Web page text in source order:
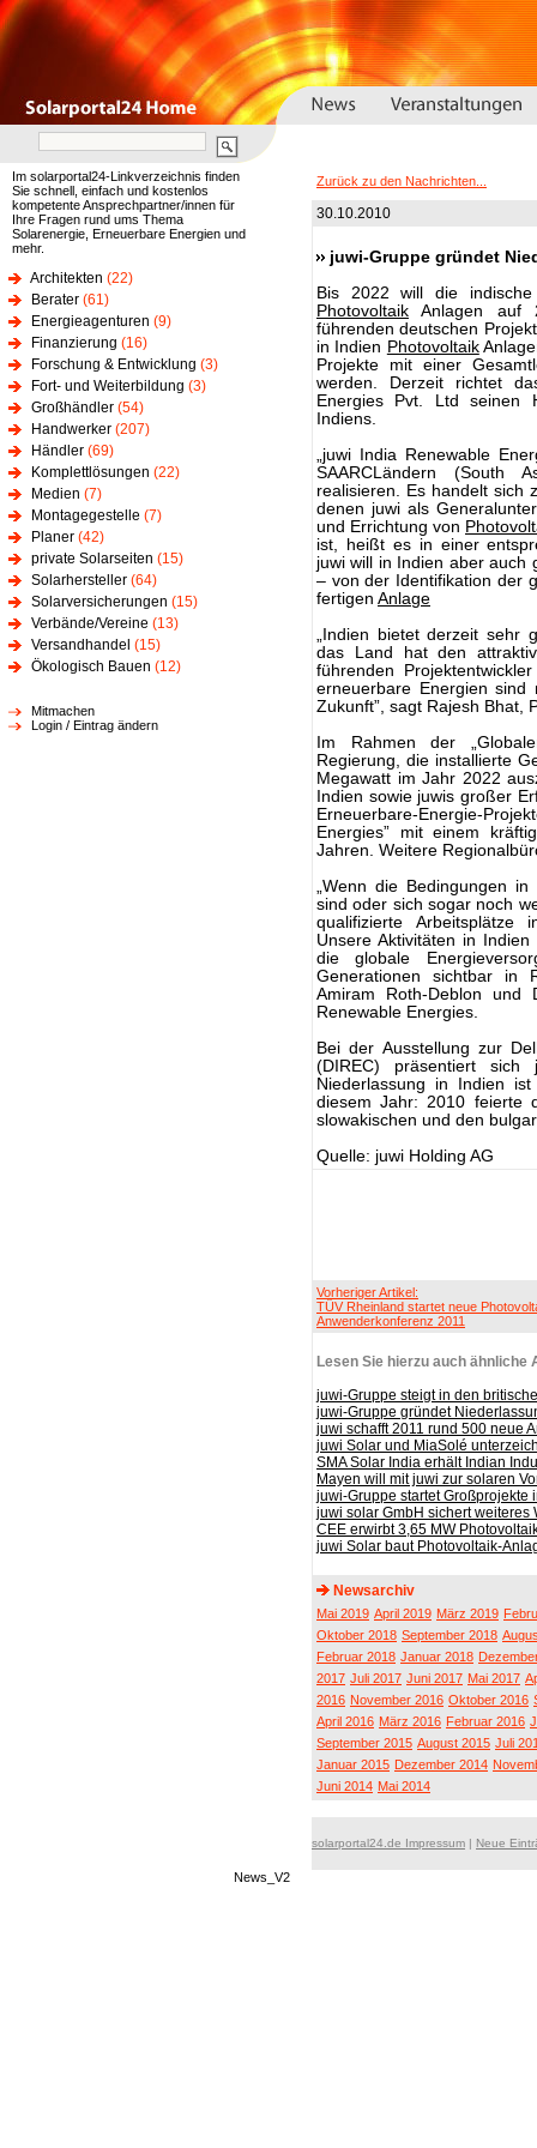
Im solarportal24-Linkverzeichnis finden
Sie schnell, einfach und kostenlos
kompetente Ansprechpartner/innen für
Ihre Fragen rund ums Thema
Solarenergie, Erneuerbare Energien und
mehr.
Architekten (22)
Berater (61)
Energieagenturen (9)
Finanzierung (16)
Forschung & Entwicklung (3)
Fort- und Weiterbildung (3)
Großhändler (54)
Handwerker (207)
Händler (69)
Komplettlösungen (22)
Medien (7)
Montagegestelle (7)
Planer (42)
private Solarseiten (15)
Solarhersteller (64)
Solarversicherungen (15)
Verbände/Vereine (13)
Versandhandel (15)
Ökologisch Bauen (12)
Mitmachen
Login / Eintrag ändern
Zurück zu den Nachrichten...
30.10.2010
juwi-Gruppe gründet
Bis 2022 will die
Photovoltaik Anlagen auf
führenden deutschen
in Indien Photovoltaik
Projekte mit einer
werden. Derzeit richtet
Energies Pvt. Ltd seinen
Indiens.
„juwi India Renewable
SAARCLändern (South
realisieren. Es handelt sich
denen juwi als
und Errichtung von
ist, heißt es in einer
juwi will in Indien aber auch
– von der Identifikation der
fertigen Anlage
„Indien bietet derzeit sehr
das Land hat den
führenden
erneuerbare Energien
Zukunft”, sagt Rajesh Bhat,
Im Rahmen der
Regierung, die installierte
Megawatt im Jahr 2022
Indien sowie juwis großer
Erneuerbare-Energie-
Energies” mit einem
Jahren. Weitere
„Wenn die Bedingungen
sind oder sich sogar noch
qualifizierte Arbeitsplätze
Unsere Aktivitäten in
die globale
Generationen sichtbar in
Amiram Roth-Deblon und
Renewable Energies.
Bei der Ausstellung zur
(DIREC) präsentiert
Niederlassung in Indien
diesem Jahr: 2010 feierte
slowakischen und den
Quelle: juwi Holding AG
Vorheriger Artikel:
TÜV Rheinland startet neue
Anwenderkonferenz 2011
Lesen Sie hierzu auch ähnliche
juwi-Gruppe steigt in den
juwi-Gruppe gründet
juwi schafft 2011 rund 500 neue
juwi Solar und MiaSolé
SMA Solar India erhält Indian
Mayen will mit juwi zur solaren
juwi-Gruppe startet Großprojekte
juwi solar GmbH sichert weiteres
CEE erwirbt 3,65 MW
juwi Solar baut Photovoltaik-
Newsarchiv
Mai 2019 April 2019 März 2019
Oktober 2018 September 2018
Februar 2018 Januar 2018
2017 Juli 2017 Juni 2017 Mai 2017
2016 November 2016 Oktober 2016
April 2016 März 2016 Februar 2016
September 2015 August 2015 Juli
Januar 2015 Dezember 2014
Juni 2014 Mai 2014
solarportal24.de Impressum | Neue
News_V2